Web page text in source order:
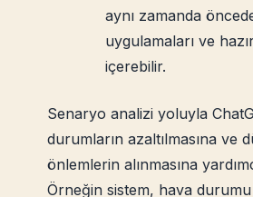
aynı zamanda
uygulamaları ve
içerebilir.
Senaryo analizi yoluyla
durumların azaltılmasına ve
önlemlerin alınmasına
Örneğin sistem, hava